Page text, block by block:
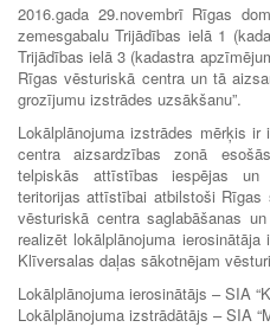
2016.gada 29.novembrī Rīgas
zemesgabalu Trijādības ielā 1
Trijādības ielā 3 (kadastra
Rīgas vēsturiskā centra un tā
grozījumu izstrādes uzsākšanu”.
Lokālplānojuma izstrādes mērķis
centra aizsardzības zonā
telpiskās attīstības iespējas un
teritorijas attīstībai atbilstoši Rīgas
vēsturiskā centra saglabāšanas
realizēt lokālplānojuma
Klīversalas daļas sākotnējam
Lokālplānojuma ierosinātājs – SIA
Lokālplānojuma izstrādātājs – SIA